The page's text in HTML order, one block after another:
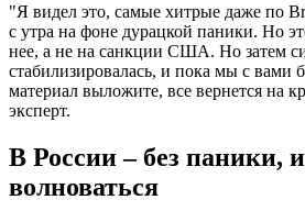
"Я видел это, самые хитрые даже по
с утра на фоне дурацкой паники. Но
нее, а не на санкции США. Но затем
стабилизировалась, и пока мы с вами
материал выложите, все вернется на
эксперт.
В России – без паники,
волноваться